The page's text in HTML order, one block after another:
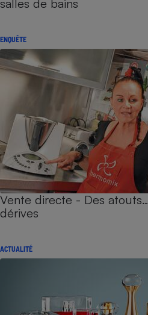
salles de bains
ENQUÊTE
Vente directe - Des
dérives
ACTUALITÉ